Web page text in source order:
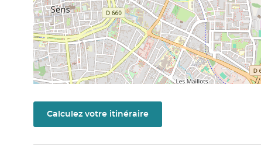
Calculez votre itinéraire